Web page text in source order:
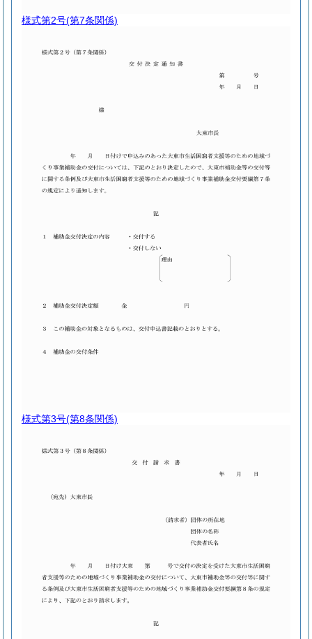
様式第2号(第7条関係)
様式第3号(第8条関係)